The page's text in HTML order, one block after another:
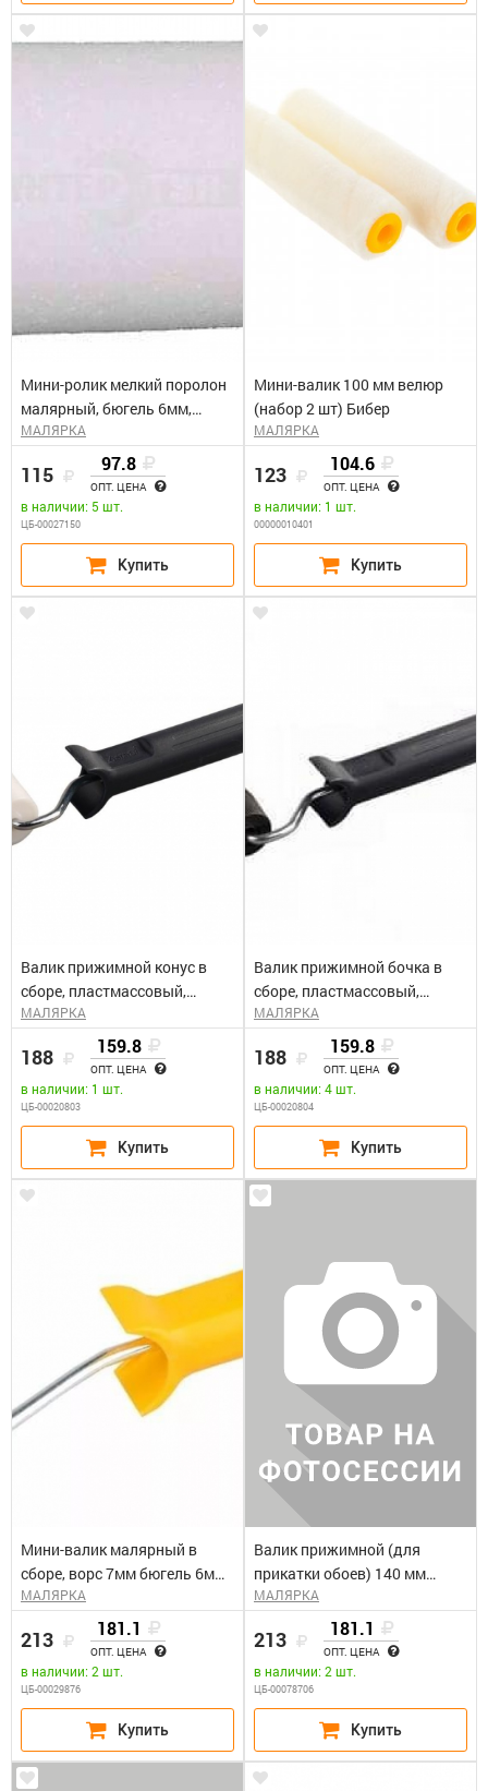
Мини-ролик мелкий поролон
малярный, бюгель 6мм,
35х70мм STAYER "MASTER"
МАЛЯРКА
115 97.8
ОПТ. ЦЕНА
в наличии: 5 шт.
ЦБ-00027150
Мини-валик 100 мм велюр
(набор 2 шт) Бибер
МАЛЯРКА
123 104.6
ОПТ. ЦЕНА
в наличии: 1 шт.
00000010401
Валик прижимной конус в
сборе, пластмассовый,
бюгель 6мм, 40мм STAYER
МАЛЯРКА
188 159.8
ОПТ. ЦЕНА
в наличии: 1 шт.
ЦБ-00020803
Валик прижимной бочка в
сборе, пластмассовый,
бюгель 6мм, 45мм STAYER
МАЛЯРКА
188 159.8
ОПТ. ЦЕНА
в наличии: 4 шт.
ЦБ-00020804
Мини-валик малярный в
сборе, ворс 7мм бюгель 6мм,
15х70мм STAYER "MASTER"
DUALON ПОЛИАКРИЛ
МАЛЯРКА
213 181.1
ОПТ. ЦЕНА
в наличии: 2 шт.
ЦБ-00029876
Валик прижимной (для
прикатки обоев) 140 мм
"Вилатерм" Петрович арт.
МАЛЯРКА
213 181.1
ОПТ. ЦЕНА
в наличии: 2 шт.
ЦБ-00078706